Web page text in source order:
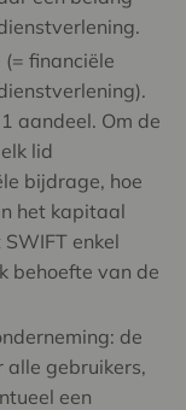
financiële
aandeel. Om de
lid
bijdrage, hoe
het kapitaal
enkel
behoefte van de
de
alle gebruikers,
een